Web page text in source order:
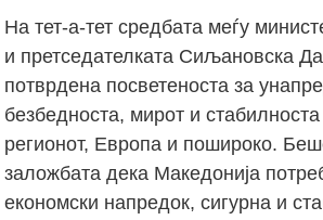
На тет-а-тет средбата меѓу
и претседателката Сиљановска
потврдена посветеноста за
безбедноста, мирот и стабилноста
регионот, Европа и пошироко.
заложбата дека Македонија
економски напредок, сигурна и